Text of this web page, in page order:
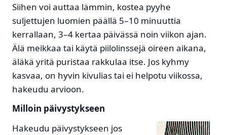
Siihen voi auttaa lämmin, kostea pyyhe
suljettujen luomien päällä 5–10 minuuttia
kerrallaan, 3–4 kertaa päivässä noin viikon ajan.
Älä meikkaa tai käytä piilolinssejä oireen aikana,
äläkä yritä puristaa rakkulaa itse. Jos kyhmy
kasvaa, on hyvin kivulias tai ei helpotu viikossa,
hakeudu arvioon.
Milloin päivystykseen
Hakeudu päivystykseen jos